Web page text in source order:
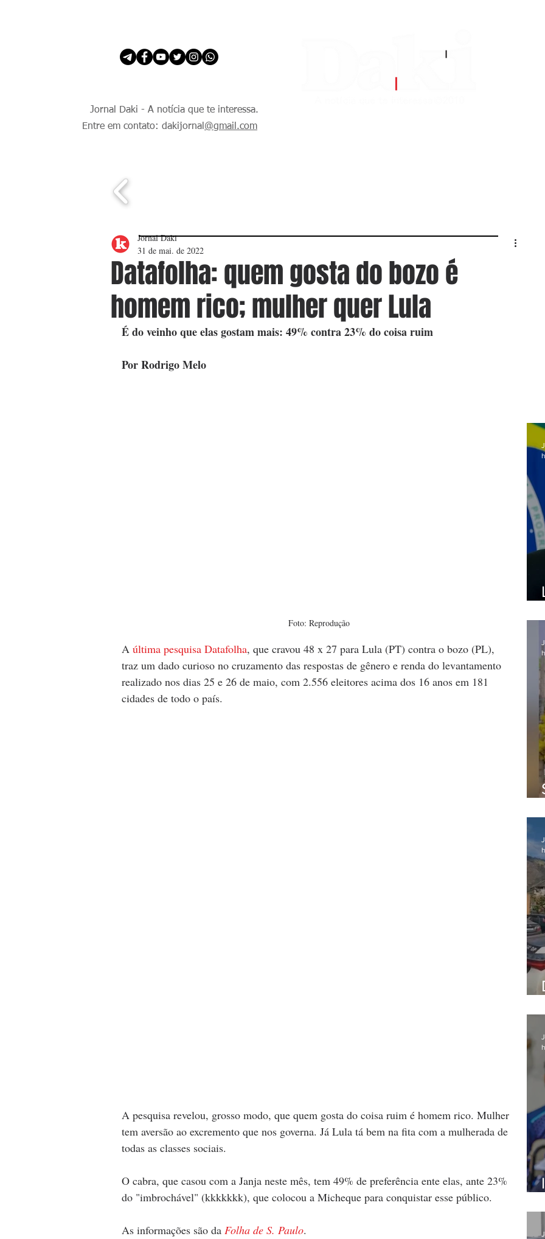
Jornal Daki - A notícia que te interessa.
Entre em contato: dakijornal @gmail.com
Datafolha: quem gosta do bozo é
homem rico; mulher quer Lula
Jornal Daki
31 de mai. de 2022
É do veinho que elas gostam mais: 49% contra 23% do coisa ruim
Por Rodrigo Melo
Foto: Reprodução
A última pesquisa Datafolha, que cravou 48 x 27 para Lula (PT) contra o bozo (PL),
traz um dado curioso no cruzamento das respostas de gênero e renda do levantamento
realizado nos dias 25 e 26 de maio, com 2.556 eleitores acima dos 16 anos em 181
cidades de todo o país.
A pesquisa revelou, grosso modo, que quem gosta do coisa ruim é homem rico. Mulher
tem aversão ao excremento que nos governa. Já Lula tá bem na fita com a mulherada de
todas as classes sociais.
O cabra, que casou com a Janja neste mês, tem 49% de preferência ente elas, ante 23%
do "imbrochável" (kkkkkkk), que colocou a Micheque para conquistar esse público.
As informações são da Folha de S. Paulo.